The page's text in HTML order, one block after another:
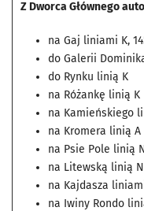
Z Dworca Głównego
na Gaj liniami K,
do Galerii
do Rynku linią K
na Różankę linią K
na Kamieńskiego
na Kromera linią A
na Psie Pole linią
na Litewską linią N
na Kajdasza
na Iwiny Rondo